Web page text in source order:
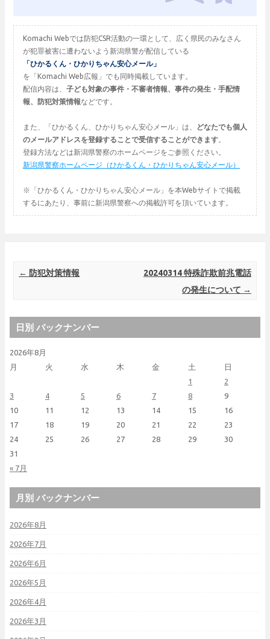
Komachi Webでは防犯CSR活動の一環として、広く県民のみなさん
が犯罪被害に遭わないよう新潟県警が配信している
「ひかるくん・ひかりちゃん安心メール」
を「Komachi Web広報」でも同時掲載しています。
配信内容は、 子ども対象の事件・不審者情報、事件の発生・手配情
報、防犯対策情報などです。
また、「ひかるくん、ひかりちゃん安心メール」は、
どなたでも個人
のメールアドレスを登録することで受信することができます。
登録方法などは新潟県警察のホームページをご参照ください。
新潟県警察ホームページ（ひかるくん・ひかりちゃん安心メール）
※「ひかるくん・ひかりちゃん安心メール」を本Webサイトで掲載
するにあたり、事前に新潟県警察への掲載許可を頂いています。
Post navigation
← 防犯対策情報
20240314 特殊詐欺前兆電話
の発生について →
日別 バックナンバー
2026年8月
月
火 水 木 金 土 日
« 7月
1
2
3
4 5 6 7 8
9
10
11 12 13 14 15
16
17
18 19 20 21 22
23
24
25 26 27 28 29
30
31
月別 バックナンバー
2026年8月
2026年7月
2026年6月
2026年5月
2026年4月
2026年3月